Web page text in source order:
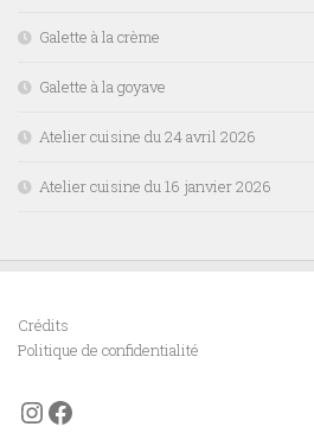
Galette à la crème
Galette à la goyave
Atelier cuisine du 24 avril 2026
Atelier cuisine du 16 janvier 2026
Crédits
Politique de confidentialité
Instagram
Facebook